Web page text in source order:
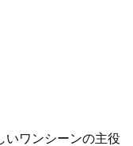
いワンシーンの主役